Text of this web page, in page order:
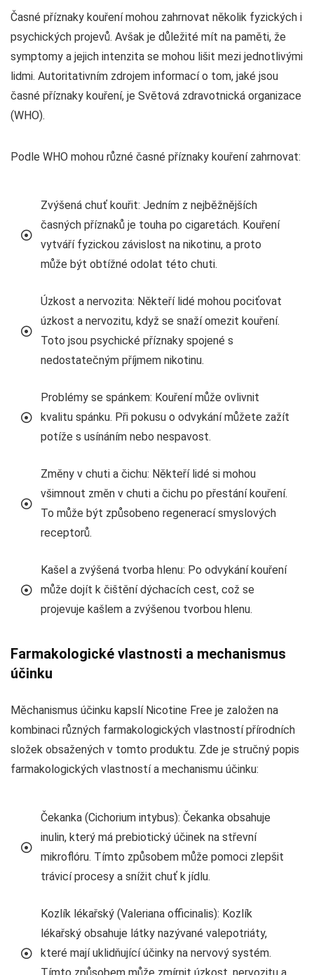
Časné příznaky kouření mohou zahrnovat několik fyzických i
psychických projevů. Avšak je důležité mít na paměti, že
symptomy a jejich intenzita se mohou lišit mezi jednotlivými
lidmi. Autoritativním zdrojem informací o tom, jaké jsou
časné příznaky kouření, je Světová zdravotnická organizace
(WHO).
Podle WHO mohou různé časné příznaky kouření zahrnovat:
Zvýšená chuť kouřit: Jedním z nejběžnějších
časných příznaků je touha po cigaretách. Kouření
vytváří fyzickou závislost na nikotinu, a proto
může být obtížné odolat této chuti.
Úzkost a nervozita: Někteří lidé mohou pociťovat
úzkost a nervozitu, když se snaží omezit kouření.
Toto jsou psychické příznaky spojené s
nedostatečným příjmem nikotinu.
Problémy se spánkem: Kouření může ovlivnit
kvalitu spánku. Při pokusu o odvykání můžete zažít
potíže s usínáním nebo nespavost.
Změny v chuti a čichu: Někteří lidé si mohou
všimnout změn v chuti a čichu po přestání kouření.
To může být způsobeno regenerací smyslových
receptorů.
Kašel a zvýšená tvorba hlenu: Po odvykání kouření
může dojít k čištění dýchacích cest, což se
projevuje kašlem a zvýšenou tvorbou hlenu.
Farmakologické vlastnosti a mechanismus
účinku
Měchanismus účinku kapslí Nicotine Free je založen na
kombinaci různých farmakologických vlastností přírodních
složek obsažených v tomto produktu. Zde je stručný popis
farmakologických vlastností a mechanismu účinku:
Čekanka (Cichorium intybus): Čekanka obsahuje
inulin, který má prebiotický účinek na střevní
mikroflóru. Tímto způsobem může pomoci zlepšit
trávicí procesy a snížit chuť k jídlu.
Kozlík lékařský (Valeriana officinalis): Kozlík
lékařský obsahuje látky nazývané valepotriáty,
které mají uklidňující účinky na nervový systém.